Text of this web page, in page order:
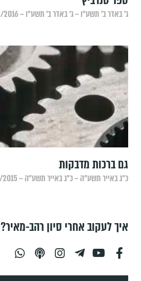
ג׳ באדר ב׳ תשע״ו – ג׳ באדר ב׳ תשע״ו – 13/03/2016
גם ברכות מדבקות
כ״ג באייר תשע״ה – כ״ג באייר תשע״ה – 12/05/2015
איך לעקוב אחרי סיון רהב-מאיר?